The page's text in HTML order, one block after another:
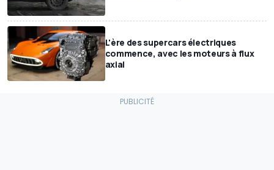
L'ère des supercars électriques
commence, avec les moteurs à flux
axial